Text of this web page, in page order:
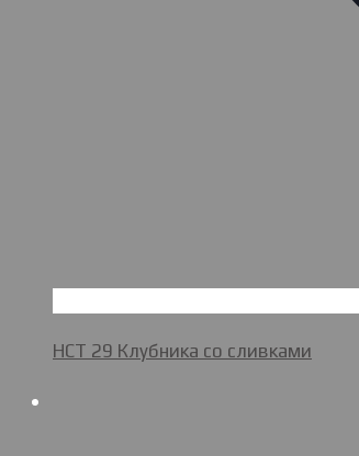
НСТ 29 Клубника со сливками